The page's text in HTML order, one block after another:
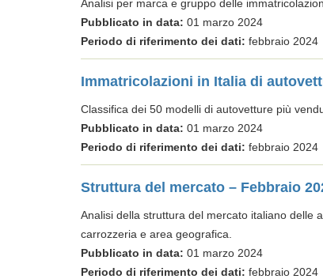
Analisi per marca e gruppo delle
Pubblicato in data: 01 marzo 2024
Periodo di riferimento dei dati: febbraio 2024
Immatricolazioni in Italia di
Classifica dei 50 modelli di autovetture più
Pubblicato in data: 01 marzo 2024
Periodo di riferimento dei dati: febbraio 2024
Struttura del mercato – Febbraio
Analisi della struttura del mercato italiano delle
carrozzeria e area geografica.
Pubblicato in data: 01 marzo 2024
Periodo di riferimento dei dati: febbraio 2024